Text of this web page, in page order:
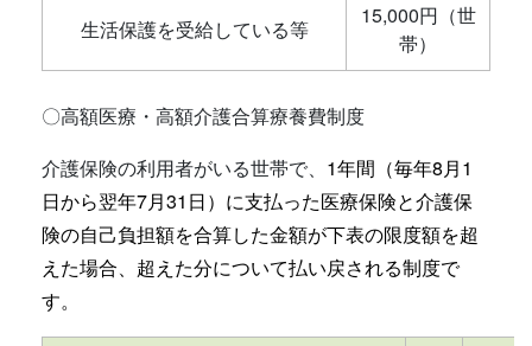
生活保護を受給している等
15,000円（世
帯）
〇高額医療・高額介護合算療養費制度
介護保険の利用者がいる世帯で、 1年間（毎年8月1
日から翌年7月31日）に支払った医療保険と介護保
険の自己負担額を合算した金額が下表の限度額を超
えた場合、超えた分について払い戻される制度で
す。